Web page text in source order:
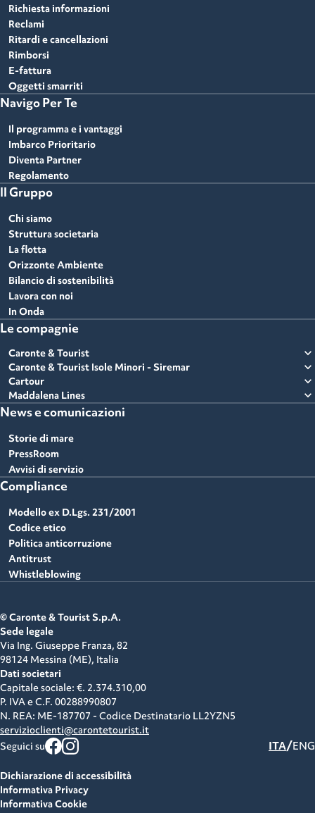
Richiesta informazioni
Reclami
Ritardi e cancellazioni
Rimborsi
E-fattura
Oggetti smarriti
Navigo Per Te
Il programma e i vantaggi
Imbarco Prioritario
Diventa Partner
Regolamento
Il Gruppo
Chi siamo
Struttura societaria
La flotta
Orizzonte Ambiente
Bilancio di sostenibilità
Lavora con noi
In Onda
Le compagnie
Caronte & Tourist expand_more
Caronte & Tourist Isole Minori - Siremar expand_more
Cartour expand_more
Maddalena Lines expand_more
News e comunicazioni
Storie di mare
PressRoom
Avvisi di servizio
Compliance
Modello ex D.Lgs. 231/2001
Codice etico
Politica anticorruzione
Antitrust
Whistleblowing
© Caronte & Tourist S.p.A.
Sede legale
Via Ing. Giuseppe Franza, 82
98124 Messina (ME), Italia
Dati societari
Capitale sociale: €. 2.374.310,00
P. IVA e C.F. 00288990807
N. REA: ME-187707 - Codice Destinatario LL2YZN5
servizioclienti@carontetourist.it
Seguici su
ITA/ENG
Dichiarazione di accessibilità
Informativa Privacy
Informativa Cookie